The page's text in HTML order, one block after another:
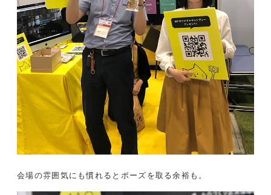
会場の雰囲気にも慣れるとポーズを取る余裕も。